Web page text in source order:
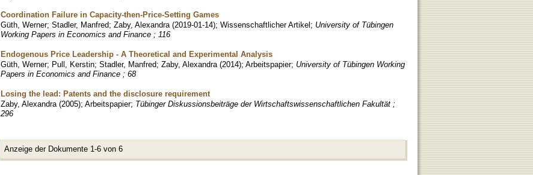
Coordination Failure in Capacity-then-Price-Setting Games
Güth, Werner; Stadler, Manfred; Zaby, Alexandra (2019-01-14); Wissenschaftlicher Artikel; University of Tübingen
Working Papers in Economics and Finance ; 116
Endogenous Price Leadership - A Theoretical and Experimental Analysis
Güth, Werner; Pull, Kerstin; Stadler, Manfred; Zaby, Alexandra (2014); Arbeitspapier; University of Tübingen Working
Papers in Economics and Finance ; 68
Losing the lead: Patents and the disclosure requirement
Zaby, Alexandra (2005); Arbeitspapier; Tübinger Diskussionsbeiträge der Wirtschaftswissenschaftlichen Fakultät ;
296
Anzeige der Dokumente 1-6 von 6